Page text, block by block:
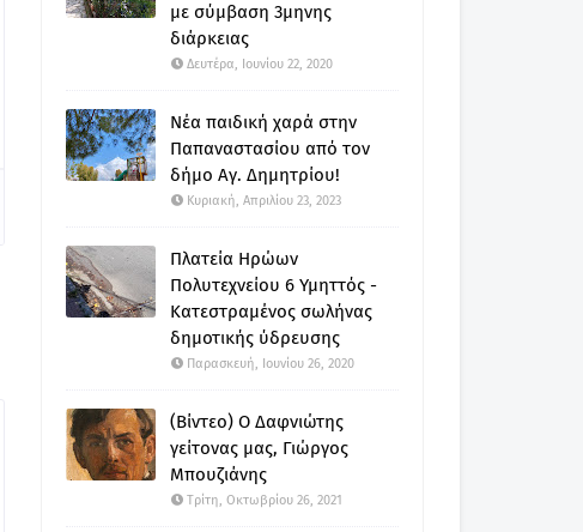
με σύμβαση 3μηνης
διάρκειας
Δευτέρα, Ιουνίου 22, 2020
Νέα παιδική χαρά στην
Παπαναστασίου από τον
δήμο Αγ. Δημητρίου!
Κυριακή, Απριλίου 23, 2023
Πλατεία Ηρώων
Πολυτεχνείου 6 Υμηττός -
Κατεστραμένος σωλήνας
δημοτικής ύδρευσης
Παρασκευή, Ιουνίου 26, 2020
(Βίντεο) Ο Δαφνιώτης
γείτονας μας, Γιώργος
Μπουζιάνης
Τρίτη, Οκτωβρίου 26, 2021